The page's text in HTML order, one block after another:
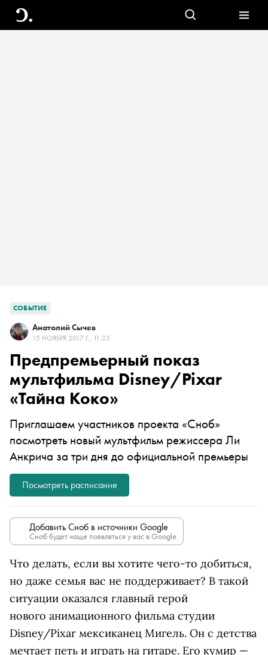
СОБЫТИЕ
Анатолий Сычев
15 НОЯБРЯ 2017 Г., 11:23
Предпремьерный показ
мультфильма Disney/Pixar
«Тайна Коко»
Приглашаем участников проекта «Сноб»
посмотреть новый мультфильм режиссера Ли
Анкрича за три дня до официальной премьеры
Посмотреть расписание
Добавить Сноб в источники Google
Сноб будет чаще появляться у вас в Google.
Что делать, если вы хотите чего-то добиться,
но даже семья вас не поддерживает? В такой
ситуации оказался главный герой
нового анимационного фильма студии
Disney/Pixar мексиканец Мигель. Он с детства
мечтает петь и играть на гитаре. Его кумир —